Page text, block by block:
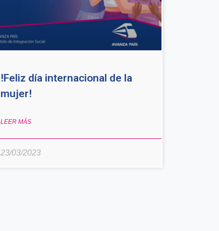
!Feliz día internacional de la
mujer!
LEER MÁS
23/03/2023